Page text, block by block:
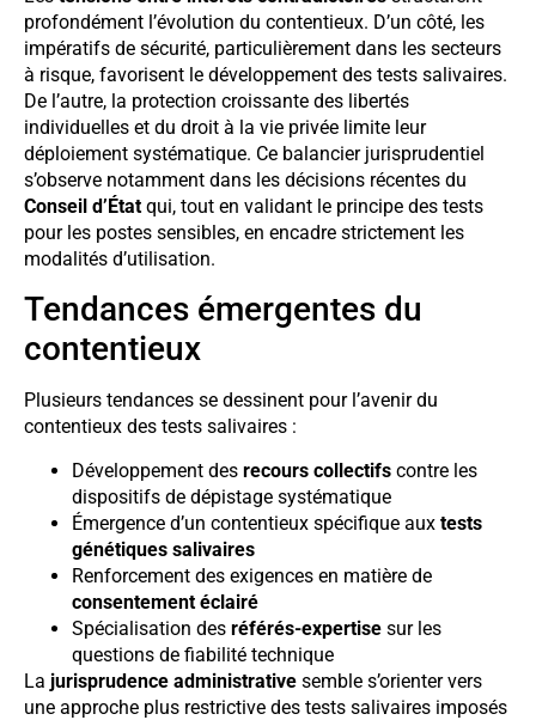
profondément l’évolution du contentieux. D’un côté, les
impératifs de sécurité, particulièrement dans les secteurs
à risque, favorisent le développement des tests salivaires.
De l’autre, la protection croissante des libertés
individuelles et du droit à la vie privée limite leur
déploiement systématique. Ce balancier jurisprudentiel
s’observe notamment dans les décisions récentes du
Conseil d’État qui, tout en validant le principe des tests
pour les postes sensibles, en encadre strictement les
modalités d’utilisation.
Tendances émergentes du
contentieux
Plusieurs tendances se dessinent pour l’avenir du
contentieux des tests salivaires :
Développement des recours collectifs contre les
dispositifs de dépistage systématique
Émergence d’un contentieux spécifique aux tests
génétiques salivaires
Renforcement des exigences en matière de
consentement éclairé
Spécialisation des référés-expertise sur les
questions de fiabilité technique
La jurisprudence administrative semble s’orienter vers
une approche plus restrictive des tests salivaires imposés